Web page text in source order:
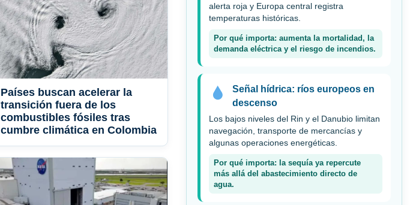
Países buscan acelerar la
transición fuera de los
combustibles fósiles tras
cumbre climática en Colombia
alerta roja y Europa central registra
temperaturas históricas.
Por qué importa: aumenta la mortalidad, la
demanda eléctrica y el riesgo de incendios.
Señal hídrica: ríos europeos en
descenso
Los bajos niveles del Rin y el Danubio limitan
navegación, transporte de mercancías y
algunas operaciones energéticas.
Por qué importa: la sequía ya repercute
más allá del abastecimiento directo de
agua.